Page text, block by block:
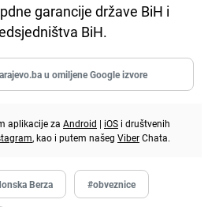
garancije države BiH i
BiH.
u omiljene Google izvore
aplikacije za Android | iOS i društvenih
, kao i putem našeg ViberChata.
Berza #obveznice